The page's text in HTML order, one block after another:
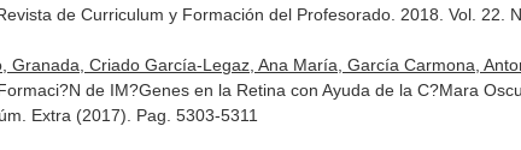
de Curriculum y Formación del Profesorado . 2018. Vol. 22.
Granada, Criado García-Legaz, Ana María, García Carmona,
de IM?Genes en la Retina con Ayuda de la C?Mara
Extra (2017). Pag. 5303-5311